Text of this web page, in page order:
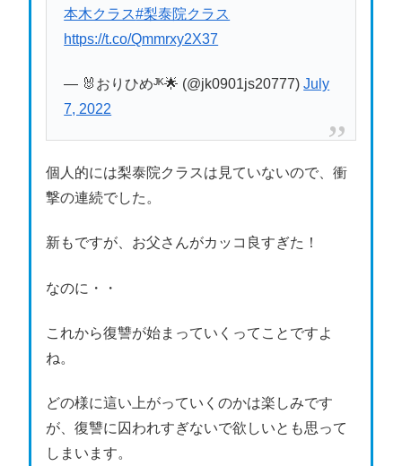
本木クラス#梨泰院クラス
https://t.co/Qmmrxy2X37
— 🐰おりひめᴶᴷ🌟 (@jk0901js20777)July
7, 2022
個人的には梨泰院クラスは見ていないので、衝
撃の連続でした。
新もですが、お父さんがカッコ良すぎた！
なのに・・
これから復讐が始まっていくってことですよ
ね。
どの様に這い上がっていくのかは楽しみです
が、復讐に囚われすぎないで欲しいとも思って
しまいます。